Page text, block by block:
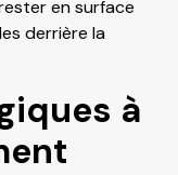
en surface
derrière la
à